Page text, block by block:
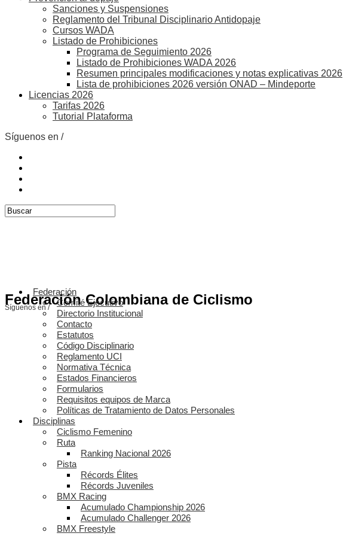
Sanciones y Suspensiones
Reglamento del Tribunal Disciplinario Antidopaje
Cursos WADA
Listado de Prohibiciones
Programa de Seguimiento 2026
Listado de Prohibiciones WADA 2026
Resumen principales modificaciones y notas explicativas 2026
Lista de prohibiciones 2026 versión ONAD – Mindeporte
Licencias 2026
Tarifas 2026
Tutorial Plataforma
Síguenos en /
Federación Colombiana de Ciclismo
Síguenos en /
Federación
Comité Ejecutivo
Directorio Institucional
Contacto
Estatutos
Código Disciplinario
Reglamento UCI
Normativa Técnica
Estados Financieros
Formularios
Requisitos equipos de Marca
Políticas de Tratamiento de Datos Personales
Disciplinas
Ciclismo Femenino
Ruta
Ranking Nacional 2026
Pista
Récords Élites
Récords Juveniles
BMX Racing
Acumulado Championship 2026
Acumulado Challenger 2026
BMX Freestyle